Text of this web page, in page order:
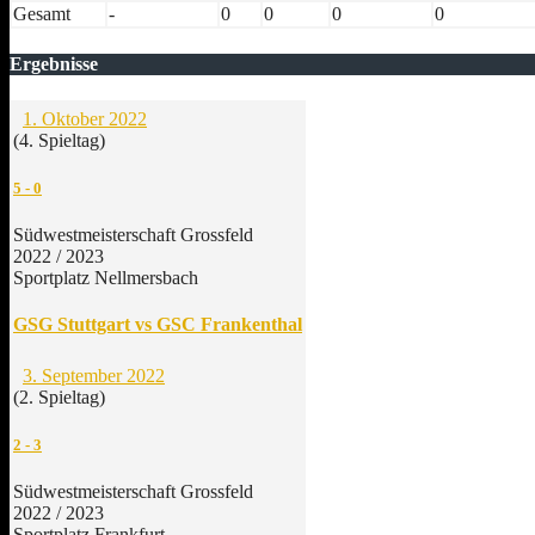
Gesamt
- 0 0 0 0
Ergebnisse
1. Oktober 2022
(4. Spieltag)
5 - 0
Südwestmeisterschaft Grossfeld
2022 / 2023
Sportplatz Nellmersbach
GSG Stuttgart vs GSC Frankenthal
3. September 2022
(2. Spieltag)
2 - 3
Südwestmeisterschaft Grossfeld
2022 / 2023